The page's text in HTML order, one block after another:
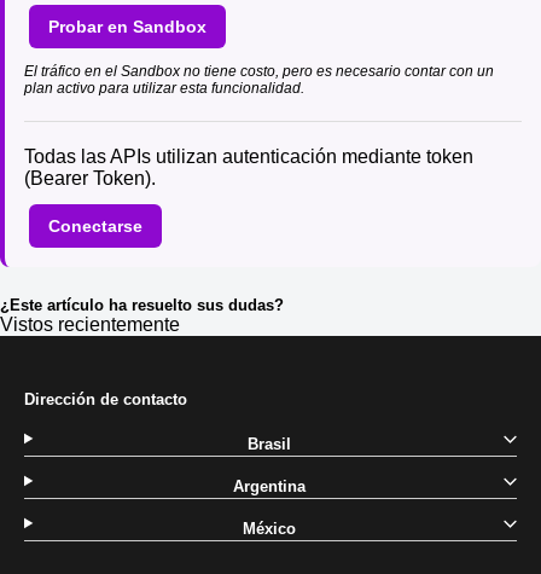
Probar en Sandbox
El tráfico en el Sandbox no tiene costo, pero es necesario contar con un
plan activo para utilizar esta funcionalidad.
Todas las APIs utilizan autenticación mediante token
(Bearer Token).
Conectarse
¿Este artículo ha resuelto sus dudas?
Vistos recientemente
Dirección de contacto
Brasil
Argentina
México